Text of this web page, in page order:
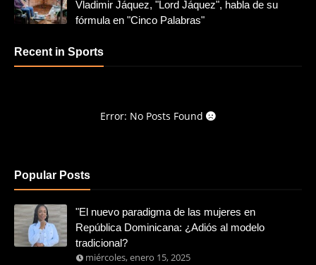
Vladimir Jáquez, "Lord Jáquez", habla de su
fórmula en "Cinco Palabras"
Recent in Sports
Error: No Posts Found
Popular Posts
"El nuevo paradigma de las mujeres en
República Dominicana: ¿Adiós al modelo
tradicional?
miércoles, enero 15, 2025